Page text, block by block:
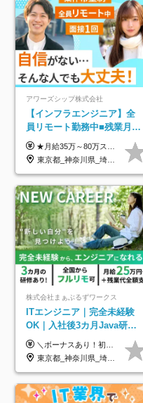
アワーズシップ株式会社
【インフラエンジニア】全
員リモート勤務中■残業月
3h■最大3ヶ月の連休あり■
年休126日■20～30代活躍
中！
★月給35万～80万スタートも可 【未経験の方】 ■月給26万～80万＋賞与年2回（年2ヶ月分） 【何かしらのインフラエンジニア経験をお持ちの方】 ■月給35万～80万＋賞与年2回（年2ヶ月分） ※スキル・経験などを考慮し決定します ※試用期間6ヶ月あり。期間中は契約社員となります。その他の待遇に差異はありません（試用期間終了後、昇給の可能性あり） ※上記金額には固定残業代（月30時間分／4万9600円～15万2600円）を含みます。超過分は別途支給いたします。 ＼頑張りはインセンティブで還元！／ クライアントに貢献度を評価され、当社のエンジニアが追加で案件に参画することになるなど、会社にとって利益になる行動はしっかり評価します。 会社の成長に貢献できていることを実感でき、「もっと頑張ろう」と思える体制づくりを整えています！
東京都_神奈川県_埼玉県_千葉県_大阪府
株式会社まぁぶるずワークス
ITエンジニア｜完全未経験
OK｜入社後3カ月Java研修
｜リモート率8割以上｜充実
のキャリア支援｜残業月10h
＼ボーナスあり！初年度から年収300万円以上／ ■月給25万円～35万円＋残業代全額支給＋各種手当＋賞与年1回 ◎経験・年齢・スキルなどを考慮し、できるだけ優遇します ◎試用期間中(3カ月)は契約社員で、月給21万円＋諸手当になります。 (試用期間中は残業が発生しません。その他の待遇に変更はありません) ----------------- ＼3つの評価軸！実力次第で早期収入アップ！／ 【1】スキル(IT理解、実装力、設計) 【2】実務力(現場評価、コミュ力、品質) 【3】姿勢(自走力、意欲、責任感) この3つの評価軸で、3カ月ごとに評価。社内グレードにより、給与が決まる明確な仕組みです。何ができれば給与が上がるのか分かりやすく、実力や努力次第で早期に収入を増やせます！ 【固定残業代について】 なし（残業代は、実際の労働時間に応じて別途全額支給）
東京都_神奈川県_埼玉県_千葉県_大阪府_愛知県_北海道_青森県_岩手県_宮城県_秋田県_山形県_福島県_茨城県_栃木県_群馬県_新潟県_山梨県_長野県_富山県_石川県_福井県_静岡県_岐阜県_三重県_兵庫県_京都府_滋賀県_奈良県_和歌山県_広島県_岡山県_鳥取県_島根県_山口県_徳島県_香川県_愛媛県_高知県_福岡県_熊本県_佐賀県_長崎県_大分県_宮崎県_鹿児島県_沖縄県